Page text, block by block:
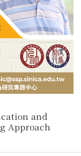
and
Approach